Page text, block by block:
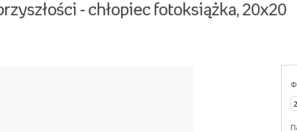
- chłopiec fotoksiążka, 20x20